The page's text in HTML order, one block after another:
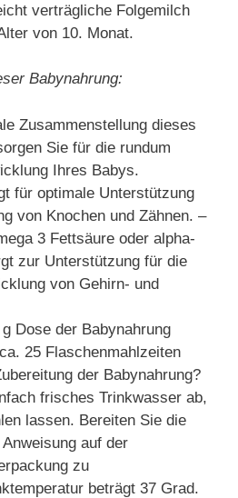
verträgliche Folgemilch
von 10. Monat.
Babynahrung:
Zusammenstellung dieses
Sie für die rundum
Ihres Babys.
für optimale Unterstützung
von Knochen und Zähnen. –
3 Fettsäure oder alpha-
zur Unterstützung für die
von Gehirn- und
Dose der Babynahrung
25 Flaschenmahlzeiten
der Babynahrung?
frisches Trinkwasser ab,
lassen. Bereiten Sie die
auf der
zu
beträgt 37 Grad.